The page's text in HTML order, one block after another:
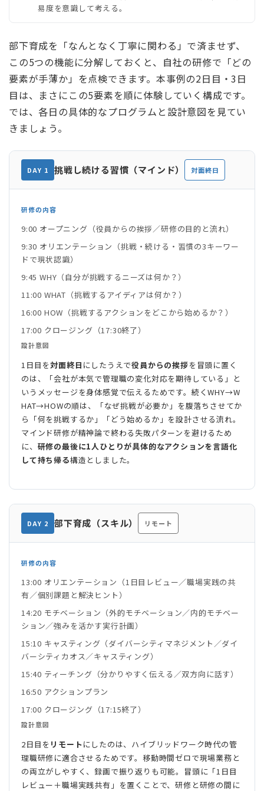
易度を意識して考える。
部下育成を「なんとなく丁寧に関わる」で済ませず、
この5つの機能に分解しておくと、自社の研修で「どの
要素が手薄か」を点検できます。本事例の2日目・3日
目は、まさにこの5要素を順に体験していく構成です。
では、各日の具体的なプログラムと設計意図を見てい
きましょう。
DAY 1 挑戦し続ける習慣（マインド） 対面終日
研修の内容
9:00 オープニング（役員からの挨拶／研修の目的と流れ）
9:30 オリエンテーション（挑戦・続ける・習慣の3キーワー
ドで現状認識）
9:45 WHY（自分が挑戦するニーズは何か？）
11:00 WHAT（挑戦するアイディアは何か？）
16:00 HOW（挑戦するアクションをどこから始めるか？）
17:00 クロージング（17:30終了）
設計意図
1日目を対面終日 にしたうえで役員からの挨拶を冒頭に置く
のは、「会社が本気で管理職の変化対応を期待している」と
いうメッセージを身体感覚で伝えるためです。続くWHY→W
HAT→HOWの順は、「なぜ挑戦が必要か」を腹落ちさせてか
ら「何を挑戦するか」「どう始めるか」を設計させる流れ。
マインド研修が精神論で終わる失敗パターンを避けるため
に、 研修の最後に1人ひとりが具体的なアクションを言語化
して持ち帰る構造としました。
DAY 2 部下育成（スキル） リモート
研修の内容
13:00 オリエンテーション（1日目レビュー／職場実践の共
有／個別課題と解決ヒント）
14:20 モチベーション（外的モチベーション／内的モチベー
ション／強みを活かす実行計画）
15:10 キャスティング（ダイバーシティマネジメント／ダイ
バーシティカオス／キャスティング）
15:40 ティーチング（分かりやすく伝える／双方向に話す）
16:50 アクションプラン
17:00 クロージング（17:15終了）
設計意図
2日目を リモートにしたのは、ハイブリッドワーク時代の管
理職研修に適合させるためです。移動時間ゼロで現場業務と
の両立がしやすく、録画で振り返りも可能。冒頭に「1日目
レビュー＋職場実践共有」を置くことで、研修と研修の間に